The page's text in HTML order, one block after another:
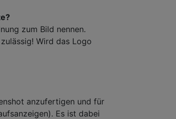
zum Bild nennen.
Wird das Logo
anzufertigen und für
Es ist dabei